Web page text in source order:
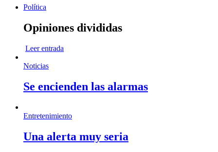
Política
Opiniones divididas
Leer entrada
Noticias
Se encienden las alarmas
Entretenimiento
Una alerta muy seria